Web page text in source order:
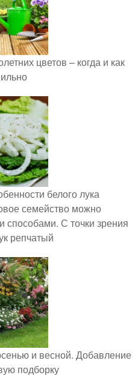
цветов – когда и как
белого лука
семейство можно
способами. С точки зрения
репчатый
и весной. Добавление
подборку